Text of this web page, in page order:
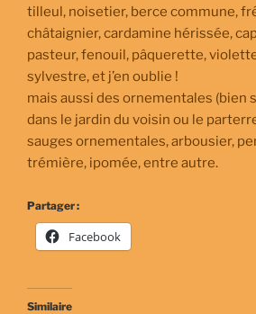
tilleul, noisetier, berce commune,
châtaignier, cardamine hérissée,
pasteur, fenouil, pâquerette,
sylvestre, et j’en oublie !
mais aussi des ornementales (bien
dans le jardin du voisin ou le
sauges ornementales, arbousier,
trémière, ipomée, entre autre.
Partager :
Facebook
Similaire